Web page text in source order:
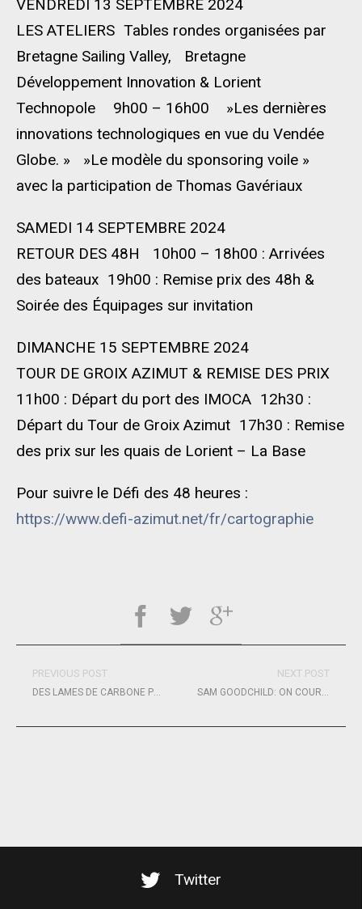
VENDREDI 13 SEPTEMBRE 2024
LES ATELIERS Tables rondes organisées par
Bretagne Sailing Valley, Bretagne
Développement Innovation & Lorient
Technopole 9h00 – 16h00 »Les dernières
innovations technologiques en vue du Vendée
Globe. » »Le modèle du sponsoring voile »
avec la participation de Thomas Gavériaux
SAMEDI 14 SEPTEMBRE 2024
RETOUR DES 48H 10h00 – 18h00 : Arrivées
des bateaux 19h00 : Remise prix des 48h &
Soirée des Équipages sur invitation
DIMANCHE 15 SEPTEMBRE 2024
TOUR DE GROIX AZIMUT & REMISE DES PRIX
11h00 : Départ du port des IMOCA 12h30 :
Départ du Tour de Groix Azimut 17h30 : Remise
des prix sur les quais de Lorient – La Base
Pour suivre le Défi des 48 heures :
https://www.defi-azimut.net/fr/cartographie
PREVIOUS POST
DES LAMES DE CARBONE POUR TOUS
NEXT POST
SAM GOODCHILD: ON COURSE FOR THE VENDÉE GLOBE START AND THE FULFILMENT OF A LIFE-LONG DREAM
Twitter